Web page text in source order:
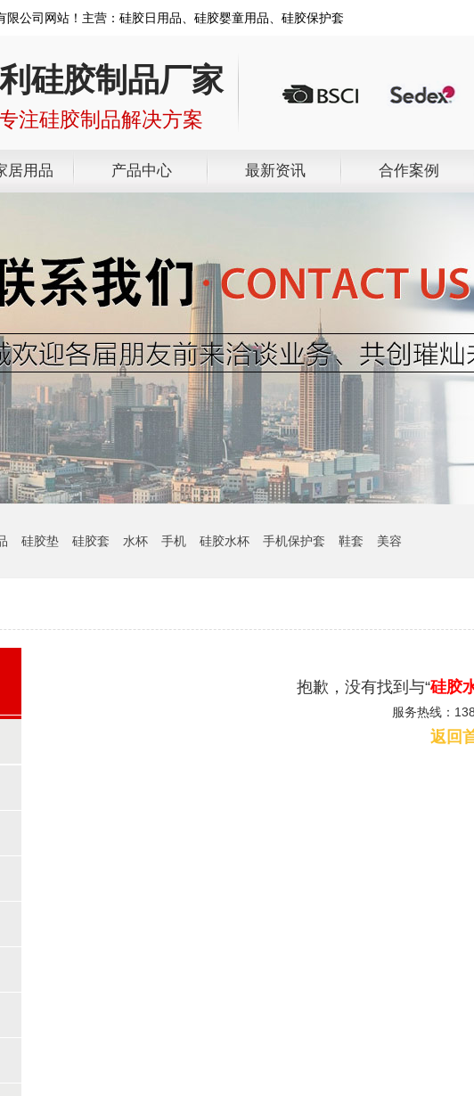
公司网站！主营：硅胶日用品、硅胶婴童用品、硅胶保护套
硅胶制品厂家
注硅胶制品解决方案
居用品 产品中心 最新资讯 合作案例
硅胶垫 硅胶套 水杯 手机 硅胶水杯 手机保护套 鞋套 美容
抱歉，没有找到与“硅胶
服务热线：
返回